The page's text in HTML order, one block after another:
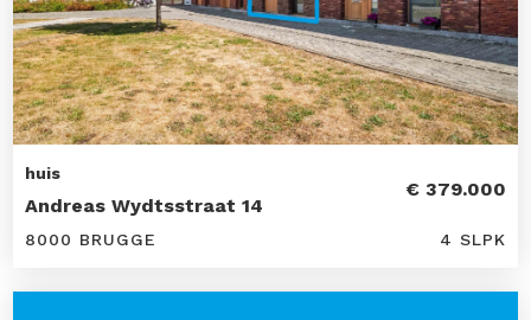
huis
Andreas Wydtsstraat 14
€ 379.000
8000 BRUGGE 4 SLPK